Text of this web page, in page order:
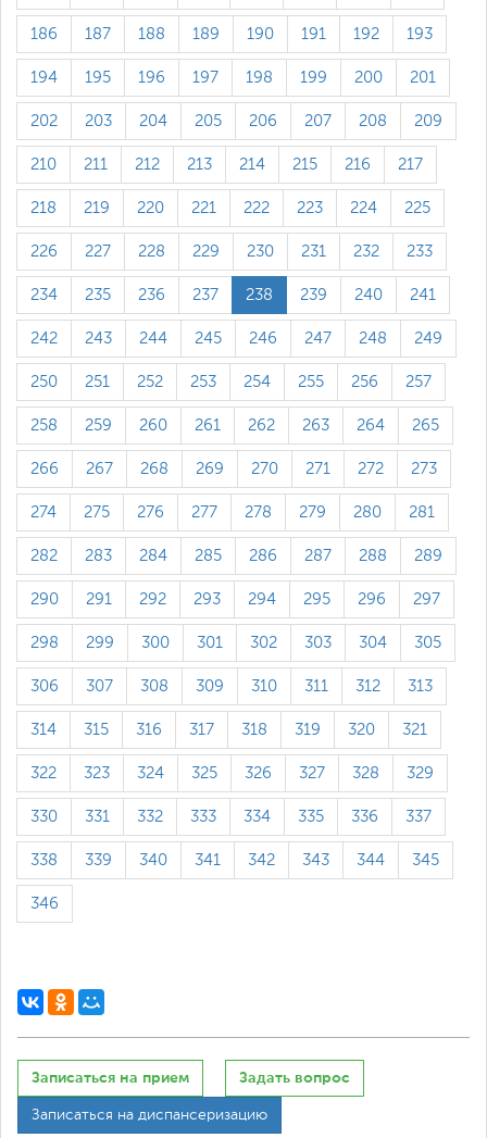
186 187 188 189 190 191 192 193
194 195 196 197 198 199 200 201
202 203 204 205 206 207 208 209
210 211 212 213 214 215 216 217
218 219 220 221 222 223 224 225
226 227 228 229 230 231 232 233
234 235 236 237 238 239 240 241
242 243 244 245 246 247 248 249
250 251 252 253 254 255 256 257
258 259 260 261 262 263 264 265
266 267 268 269 270 271 272 273
274 275 276 277 278 279 280 281
282 283 284 285 286 287 288 289
290 291 292 293 294 295 296 297
298 299 300 301 302 303 304 305
306 307 308 309 310 311 312 313
314 315 316 317 318 319 320 321
322 323 324 325 326 327 328 329
330 331 332 333 334 335 336 337
338 339 340 341 342 343 344 345
346
Записаться на прием Задать вопрос
Записаться на диспансеризацию